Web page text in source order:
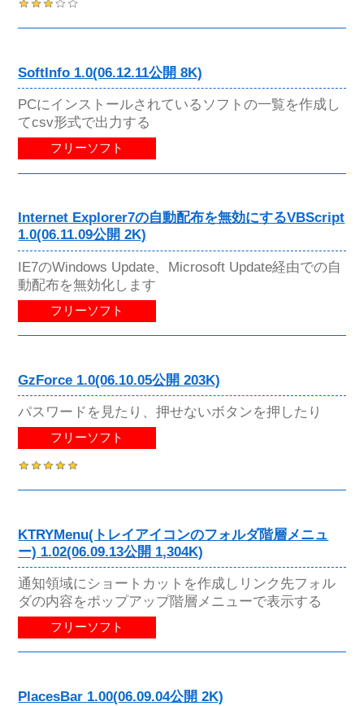
SoftInfo 1.0(06.12.11公開 8K)
PCにインストールされているソフトの一覧を作成し
てcsv形式で出力する
フリーソフト
Internet Explorer7の自動配布を無効にするVBScript
1.0(06.11.09公開 2K)
IE7のWindows Update、Microsoft Update経由での自
動配布を無効化します
フリーソフト
GzForce 1.0(06.10.05公開 203K)
パスワードを見たり、押せないボタンを押したり
フリーソフト
KTRYMenu(トレイアイコンのフォルダ階層メニュ
ー) 1.02(06.09.13公開 1,304K)
通知領域にショートカットを作成しリンク先フォル
ダの内容をポップアップ階層メニューで表示する
フリーソフト
PlacesBar 1.00(06.09.04公開 2K)